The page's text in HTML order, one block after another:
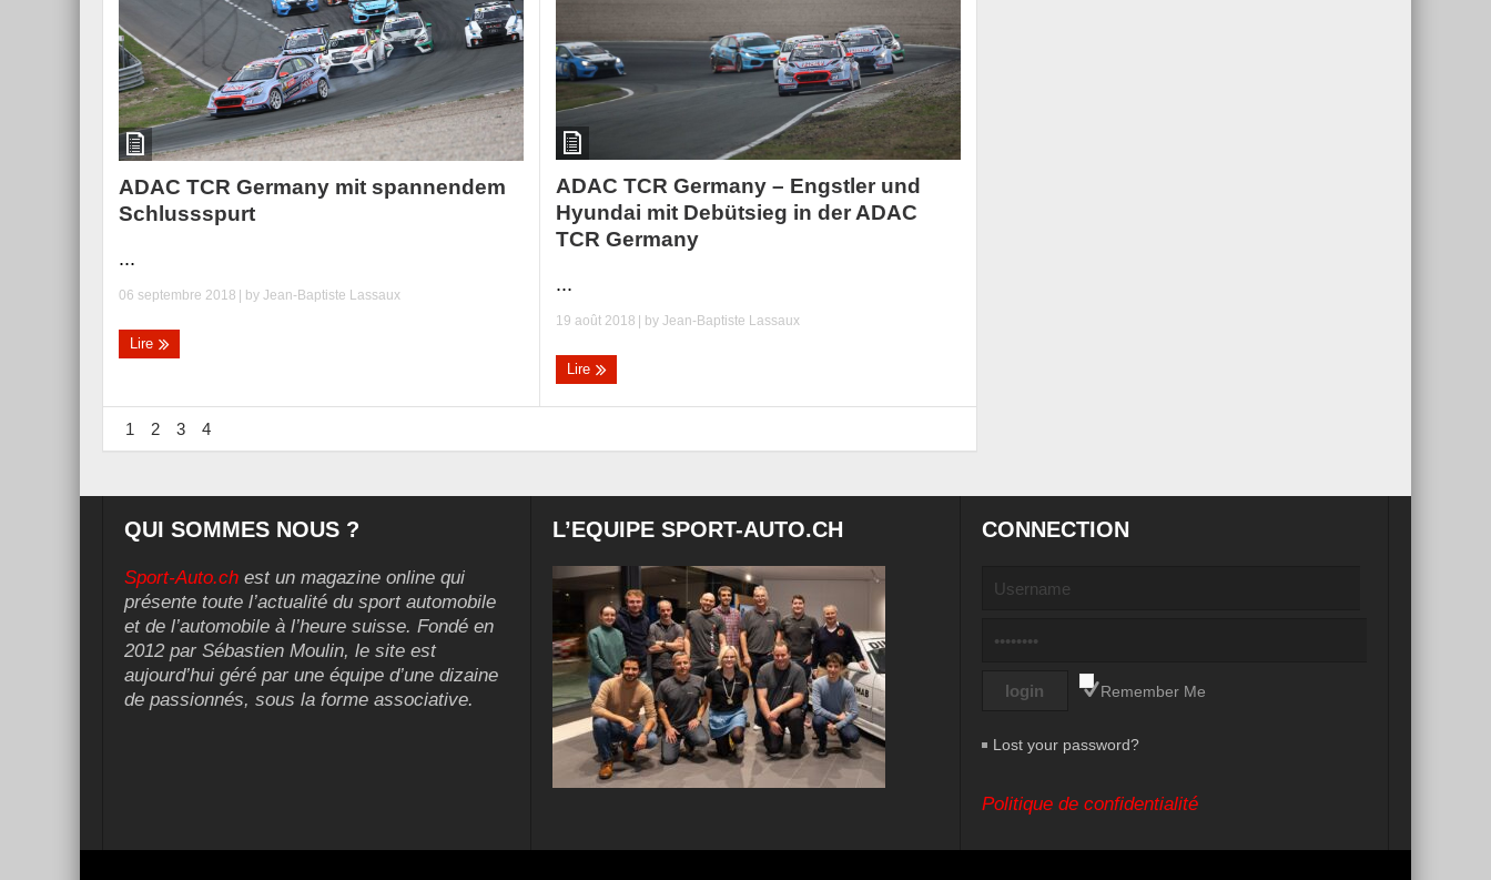
ADAC TCR Germany mit spannendem
Schlussspurt
...
06 septembre 2018 | by Jean-Baptiste Lassaux
Lire
ADAC TCR Germany – Engstler und
Hyundai mit Debütsieg in der ADAC
TCR Germany
...
19 août 2018 | byJean-Baptiste Lassaux
Lire
1 2 3 4
QUI SOMMES NOUS ?
Sport-Auto.ch est un magazine online qui
présente toute l’actualité du sport automobile
et de l’automobile à l’heure suisse. Fondé en
2012 par Sébastien Moulin, le site est
aujourd’hui géré par une équipe d’une dizaine
de passionnés, sous la forme associative.
L’EQUIPE SPORT-AUTO.CH CONNECTION
Remember Me
Lost your password?
Politique de confidentialité